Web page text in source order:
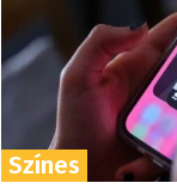
Színes